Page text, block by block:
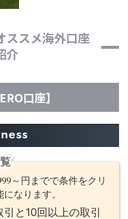
ススメ海外口座
介
口座】
～円までで条件をクリ
なります。
と10回以上の取引